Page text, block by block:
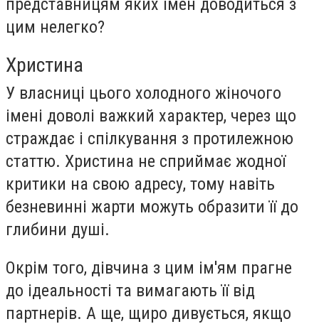
цим нелегко?
Христина
У власниці цього холодного жіночого
імені доволі важкий характер, через що
страждає і спілкування з протилежною
статтю. Христина не сприймає жодної
критики на свою адресу, тому навіть
безневинні жарти можуть образити її до
глибини душі.
Окрім того, дівчина з цим ім'ям прагне
до ідеальності та вимагають її від
партнерів. А ще, щиро дивується, якщо